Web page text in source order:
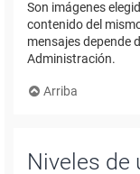
Son imágenes
contenido del
mensajes depende
Administración.
Arriba
Niveles de